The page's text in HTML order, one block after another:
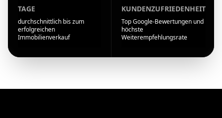
TAGE
durchschnittlich bis zum
erfolgreichen
Immobilienverkauf
KUNDENZUFRIEDENHEIT
Top Google-Bewertungen und
höchste
Weiterempfehlungsrate